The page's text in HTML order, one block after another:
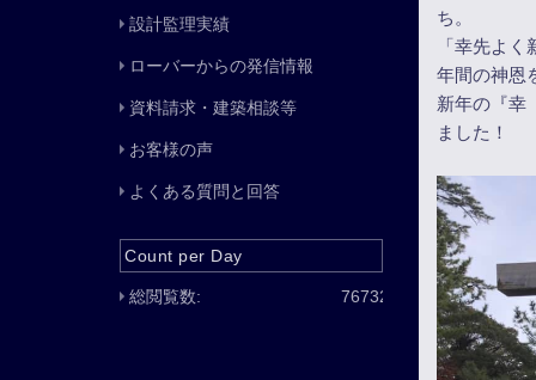
ち。
「幸先よ
年間の神恩
新年の『幸
ました！
設計監理実績
ローバーからの発信情報
資料請求・建築相談等
お客様の声
よくある質問と回答
Count per Day
76732
総閲覧数: